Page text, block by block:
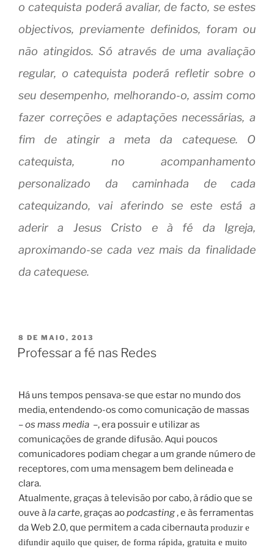
o catequista poderá avaliar, de facto, se estes
objectivos, previamente definidos, foram ou
não atingidos. Só através de uma avaliação
regular, o catequista poderá refletir sobre o
seu desempenho, melhorando-o, assim como
fazer correções e adaptações necessárias, a
fim de atingir a meta da catequese. O
catequista, no acompanhamento
personalizado da caminhada de cada
catequizando, vai aferindo se este está a
aderir a Jesus Cristo e à fé da Igreja,
aproximando-se cada vez mais da finalidade
da catequese.
PUBLICADO
EM
8 DE MAIO, 2013
Professar a fé nas Redes
Há uns tempos pensava-se que estar no mundo dos
media, entendendo-os como comunicação de massas
–os mass media –, era possuir e utilizar as
comunicações de grande difusão. Aqui poucos
comunicadores podiam chegar a um grande número de
receptores, com uma mensagem bem delineada e
clara.
Atualmente, graças à televisão por cabo, à rádio que se
ouve àla carte, graças aopodcasting, e às ferramentas
da Web 2.0, que permitem a cada cibernautaproduzir e
difundir aquilo que quiser, de forma rápida, gratuita e muito